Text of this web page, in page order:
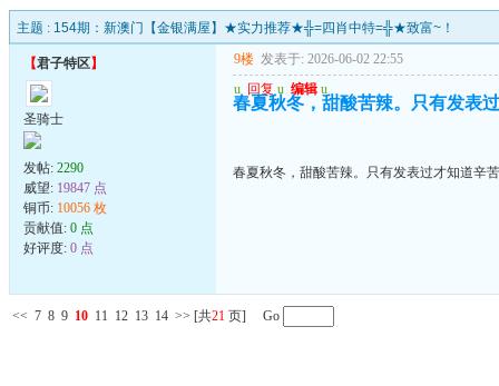
主题 : 154期：新澳门【金银满屋】★实力推荐★╬=四肖中特=╬★致富~！
【君子特区】
圣骑士
发帖: 2290
威望: 19847 点
铜币: 10056 枚
贡献值: 0 点
好评度: 0 点
9楼 发表于: 2026-06-02 22:55
u 回复 u 编辑 u
春夏秋冬，甜酸苦辣。只有发表
春夏秋冬，甜酸苦辣。只有发表过才知道辛
<< 7 8 9 10 11 12 13 14 >> [共21 页] Go